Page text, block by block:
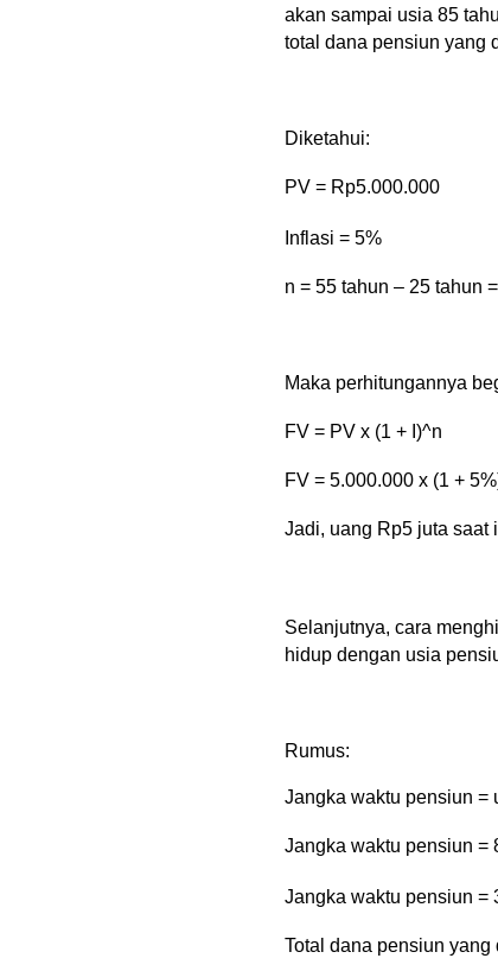
akan sampai usia 85
total dana pensiun yang
Diketahui:
PV = Rp5.000.000
Inflasi = 5%
n = 55 tahun – 25 tahun
Maka perhitungannya
FV = PV x (1 + I)^n
FV = 5.000.000 x (1 +
Jadi, uang Rp5 juta saat
Selanjutnya, cara
hidup dengan usia
Rumus:
Jangka waktu pensiun =
Jangka waktu pensiun =
Jangka waktu pensiun =
Total dana pensiun